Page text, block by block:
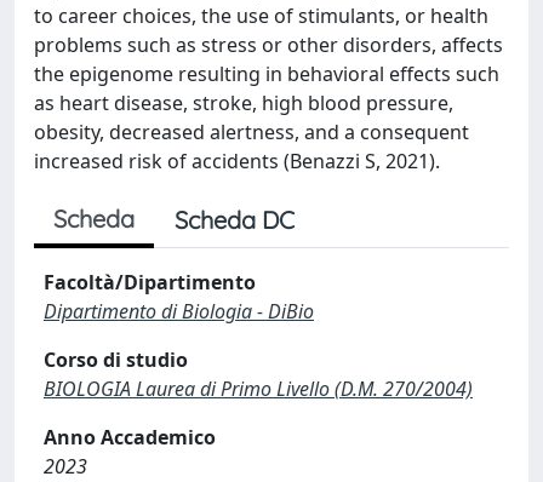
to career choices, the use of stimulants, or health
problems such as stress or other disorders, affects
the epigenome resulting in behavioral effects such
as heart disease, stroke, high blood pressure,
obesity, decreased alertness, and a consequent
increased risk of accidents (Benazzi S, 2021).
Scheda Scheda DC
Facoltà/Dipartimento
Dipartimento di Biologia - DiBio
Corso di studio
BIOLOGIA Laurea di Primo Livello (D.M. 270/2004)
Anno Accademico
2023